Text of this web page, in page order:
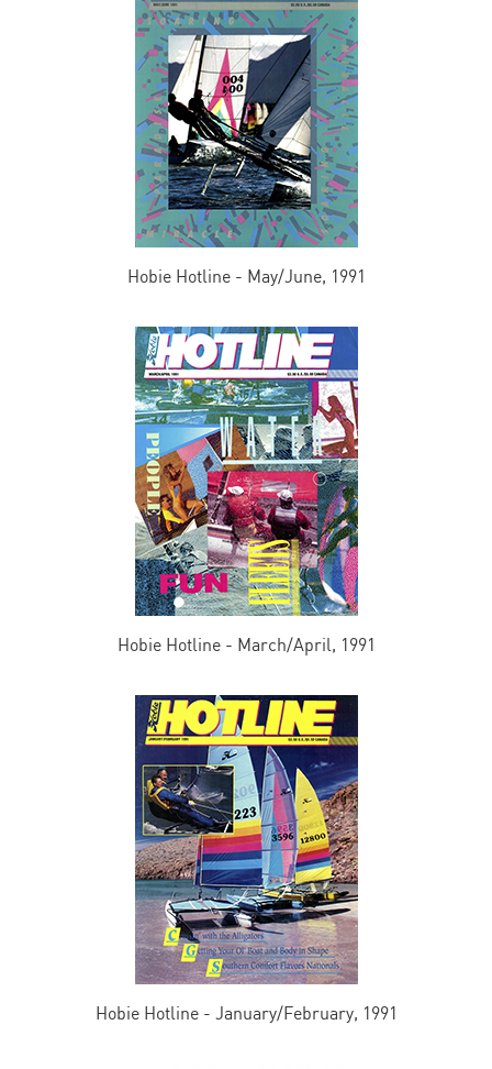
Hobie Hotline - May/June, 1991
Hobie Hotline - March/April, 1991
Hobie Hotline - January/February, 1991